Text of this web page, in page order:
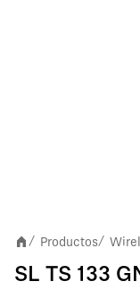
/ Productos/
SL TS 133